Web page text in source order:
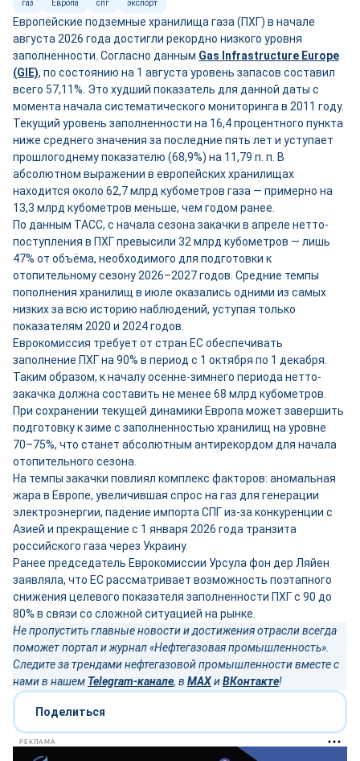
газ Европа спг экспорт
Европейские подземные хранилища газа (ПХГ) в начале
августа 2026 года достигли рекордно низкого уровня
заполненности. Согласно данным Gas Infrastructure Europe
(GIE), по состоянию на 1 августа уровень запасов составил
всего 57,11%. Это худший показатель для данной даты с
момента начала систематического мониторинга в 2011 году.
Текущий уровень заполненности на 16,4 процентного пункта
ниже среднего значения за последние пять лет и уступает
прошлогоднему показателю (68,9%) на 11,79 п. п. В
абсолютном выражении в европейских хранилищах
находится около 62,7 млрд кубометров газа — примерно на
13,3 млрд кубометров меньше, чем годом ранее.
По данным ТАСС, с начала сезона закачки в апреле нетто-
поступления в ПХГ превысили 32 млрд кубометров — лишь
47% от объёма, необходимого для подготовки к
отопительному сезону 2026–2027 годов. Средние темпы
пополнения хранилищ в июле оказались одними из самых
низких за всю историю наблюдений, уступая только
показателям 2020 и 2024 годов.
Еврокомиссия требует от стран ЕС обеспечивать
заполнение ПХГ на 90% в период с 1 октября по 1 декабря.
Таким образом, к началу осенне-зимнего периода нетто-
закачка должна составить не менее 68 млрд кубометров.
При сохранении текущей динамики Европа может завершить
подготовку к зиме с заполненностью хранилищ на уровне
70–75%, что станет абсолютным антирекордом для начала
отопительного сезона.
На темпы закачки повлиял комплекс факторов: аномальная
жара в Европе, увеличившая спрос на газ для генерации
электроэнергии, падение импорта СПГ из-за конкуренции с
Азией и прекращение с 1 января 2026 года транзита
российского газа через Украину.
Ранее председатель Еврокомиссии Урсула фон дер Ляйен
заявляла, что ЕС рассматривает возможность поэтапного
снижения целевого показателя заполненности ПХГ с 90 до
80% в связи со сложной ситуацией на рынке.
Не пропустить главные новости и достижения отрасли всегда
поможет портал и журнал «Нефтегазовая промышленность».
Следите за трендами нефтегазовой промышленности вместе с
нами в нашем Telegram-канале, в MAXиВКонтакте!
Поделиться
РЕКЛАМА